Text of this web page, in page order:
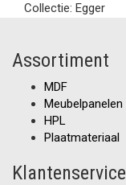
Collectie: Egger
Assortiment
MDF
Meubelpanelen
HPL
Plaatmateriaal
Klantenservice